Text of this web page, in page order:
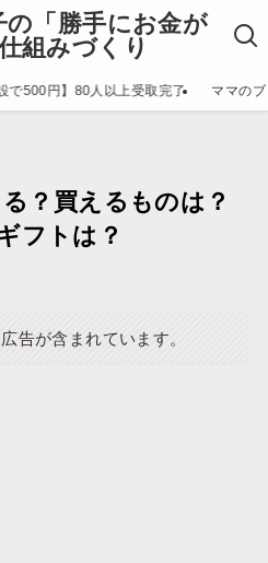
の「勝手にお金が
組みづくり
で500円】80人以上受取完了 ママの
？買えるものは？
フトは？
告が含まれています。